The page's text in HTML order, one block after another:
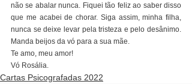
não se abalar nunca. Fiquei tão feliz ao saber disso
que me acabei de chorar. Siga assim, minha filha,
nunca se deixe levar pela tristeza e pelo desânimo.
Manda beijos da vó para a sua mãe.
Te amo, meu amor!
Vó Rosália.
Cartas Psicografadas 2022